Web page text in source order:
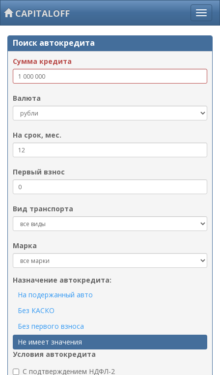
CAPITALOFF
Поиск автокредита
Сумма кредита
Валюта
На срок, мес.
Первый взнос
Вид транспорта
Марка
Назначение автокредита:
На подержанный авто
Без КАСКО
Без первого взноса
Не имеет значения
Условия автокредита
C подтверждением НДФЛ-2